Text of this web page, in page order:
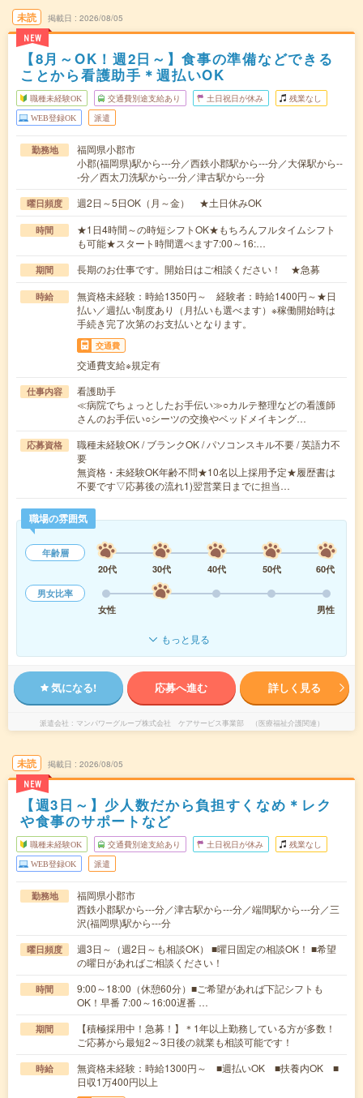
未読
NEW
掲載日 2026/08/05
【8月～OK！週2日～】食事の準備などできる
ことから看護助手＊週払いOK
職種未経験OK 交通費別途支給あり 土日祝日が休み 残業なし
WEB登録OK 派遣
勤務地
福岡県小郡市
小郡(福岡県)駅から---分／西鉄小郡駅から---分／大保駅から--
-分／西太刀洗駅から---分／津古駅から---分
曜日頻度 週2日～5日OK（月～金） ★土日休みOK
時間
★1日4時間～の時短シフトOK★もちろんフルタイムシフト
も可能★スタート時間選べます7:00～16:…
期間 長期のお仕事です。開始日はご相談ください！ ★急募
時給
無資格未経験：時給1350円～ 経験者：時給1400円～★日
払い／週払い制度あり（月払いも選べます）※稼働開始時は
手続き完了次第のお支払いとなります。
交通費
交通費支給※規定有
仕事内容
看護助手
≪病院でちょっとしたお手伝い≫○カルテ整理などの看護師
さんのお手伝い○シーツの交換やベッドメイキング…
応募資格
職種未経験OK / ブランクOK / パソコンスキル不要 / 英語力不
要
無資格・未経験OK年齢不問★10名以上採用予定★履歴書は
不要です▽応募後の流れ1)翌営業日までに担当…
職場の雰囲気
年齢層
20代
30代 40代 50代
60代
男女比率
女性
男性
もっと見る
気になる! 応募へ進む 詳しく見る
派遣会社 マンパワーグループ株式会社 ケアサービス事業部 （医療福祉介護関連）
未読
NEW
掲載日 2026/08/05
【週3日～】少人数だから負担すくなめ＊レク
や食事のサポートなど
職種未経験OK 交通費別途支給あり 土日祝日が休み 残業なし
WEB登録OK 派遣
勤務地
福岡県小郡市
西鉄小郡駅から---分／津古駅から---分／端間駅から---分／三
沢(福岡県)駅から---分
曜日頻度
週3日～（週2日～も相談OK） ■曜日固定の相談OK！ ■希望
の曜日があればご相談ください！
時間
9:00～18:00（休憩60分）■ご希望があれば下記シフトも
OK！早番 7:00～16:00遅番 …
期間
【積極採用中！急募！】＊1年以上勤務している方が多数！
ご応募から最短2～3日後の就業も相談可能です！
時給
無資格未経験：時給1300円～ ■週払いOK ■扶養内OK ■
日収1万400円以上